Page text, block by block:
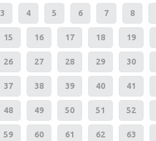
3 4 5 6 7 8
15 16 17 18 19
26 27 28 29 30
37 38 39 40 41
48 49 50 51 52
59 60 61 62 63